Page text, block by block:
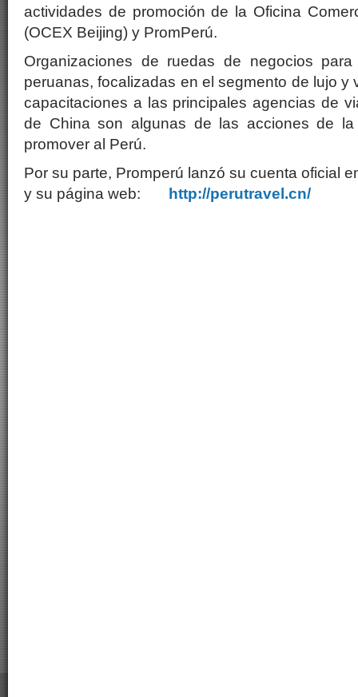
actividades de promoción de la Oficina
(OCEX Beijing) y PromPerú.
Organizaciones de ruedas de negocios
peruanas, focalizadas en el segmento de lujo y
capacitaciones a las principales agencias de
de China son algunas de las acciones de la
promover al Perú.
Por su parte, Promperú lanzó su cuenta oficial
y su página web:
http://perutravel.cn/